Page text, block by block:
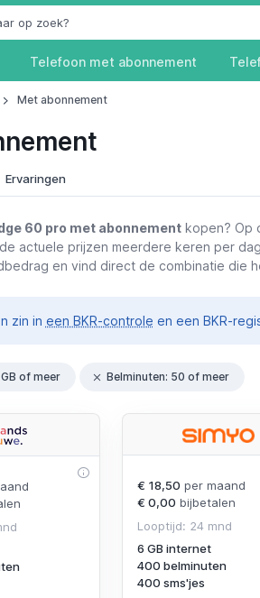
Telefoon met abonnement
Met abonnement
Ervaringen
60 pro met abonnementkopen? Op
actuele prijzen meerdere keren per
en vind direct de combinatie die
zin in een BKR-controle en een BKR-
of meer Belminuten: 50 of meer
€ 18,50 per maand
€ 0,00 bijbetalen
Looptijd: 24 mnd
6 GB internet
400 belminuten
400 sms'jes